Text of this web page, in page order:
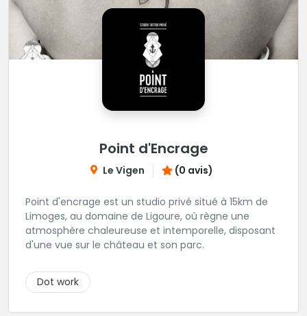
Point d'Encrage
Le Vigen (0 avis)
Point d'encrage est un studio privé situé à 15km de
Limoges, au domaine de Ligoure, où règne une
atmosphère chaleureuse et intemporelle, disposant
d'une vue sur le château et son parc.
Dot work